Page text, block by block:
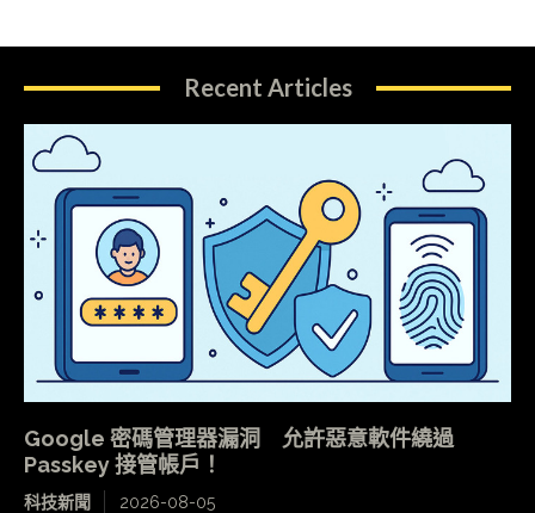
Recent Articles
Google 密碼管理器漏洞 允許惡意軟件繞過
Passkey 接管帳戶！
科技新聞 2026-08-05